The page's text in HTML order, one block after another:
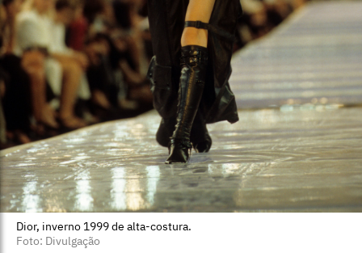
Dior, inverno 1999 de alta-costura.
Foto: Divulgação